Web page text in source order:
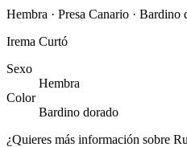
Hembra · Presa Canario · Bardino
Irema Curtó
Sexo
Hembra
Color
Bardino dorado
¿Quieres más información sobre